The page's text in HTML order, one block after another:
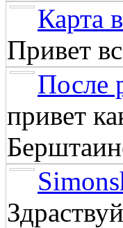
Карта
Привет
После
привет